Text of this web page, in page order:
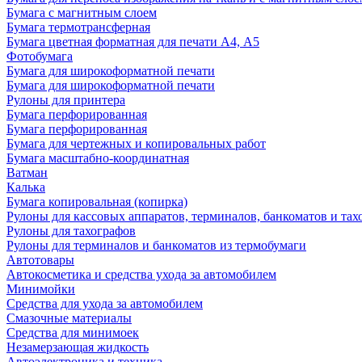
Бумага с магнитным слоем
Бумага термотрансферная
Бумага цветная форматная для печати А4, А5
Фотобумага
Бумага для широкоформатной печати
Бумага для широкоформатной печати
Рулоны для принтера
Бумага перфорированная
Бумага перфорированная
Бумага для чертежных и копировальных работ
Бумага масштабно-координатная
Ватман
Калька
Бумага копировальная (копирка)
Рулоны для кассовых аппаратов, терминалов, банкоматов и
Рулоны для тахографов
Рулоны для терминалов и банкоматов из термобумаги
Автотовары
Автокосметика и средства ухода за автомобилем
Минимойки
Средства для ухода за автомобилем
Смазочные материалы
Средства для минимоек
Незамерзающая жидкость